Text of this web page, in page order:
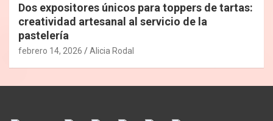
Dos expositores únicos para toppers de tartas:
creatividad artesanal al servicio de la
pastelería
febrero 14, 2026 Alicia Rodal